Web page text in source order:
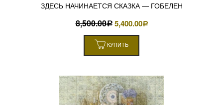
ЗДЕСЬ НАЧИНАЕТСЯ СКАЗКА — ГОБЕЛЕН
8,500.00Р 5,400.00Р
КУПИТЬ